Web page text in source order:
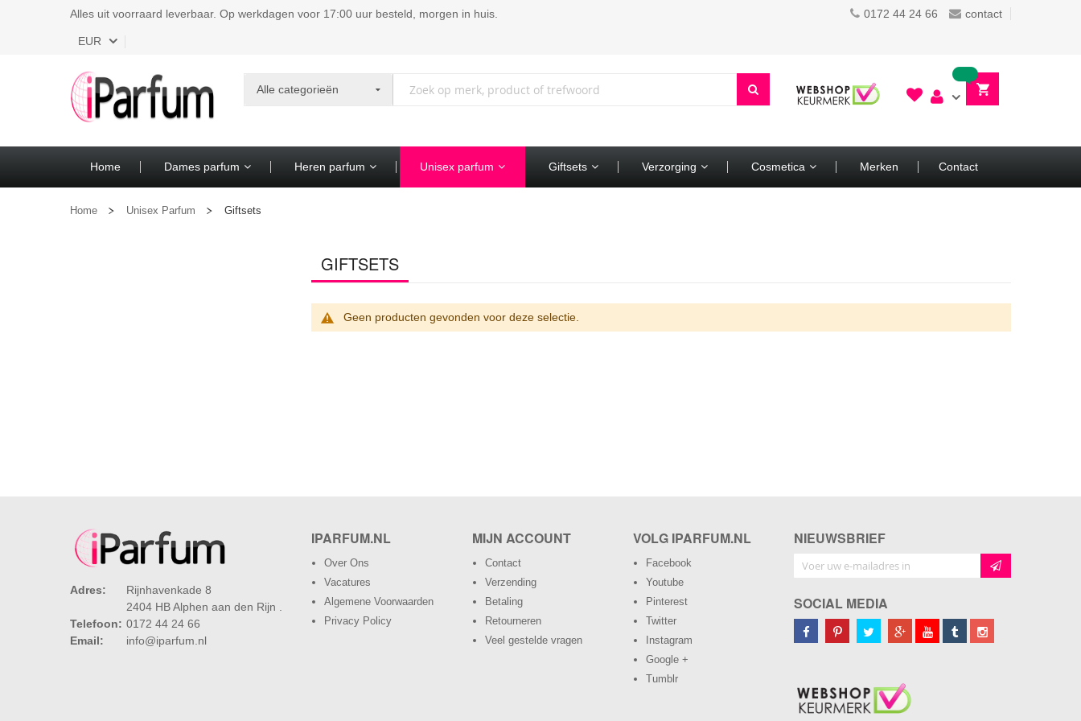
Alles uit voorraard leverbaar. Op werkdagen voor 17:00 uur besteld, morgen in huis.
EUR
0172 44 24 66 contact
Alle categorieën
Home Dames parfum Heren parfum Unisex parfum Giftsets Verzorging Cosmetica Merken Contact
Home Unisex Parfum Giftsets
GIFTSETS
Geen producten gevonden voor deze selectie.
Adres:
Rijnhavenkade 8
2404 HB Alphen aan den Rijn .
Telefoon: 0172 44 24 66
Email:
info@iparfum.nl
IPARFUM.NL
Over Ons
Vacatures
Algemene Voorwaarden
Privacy Policy
MIJN ACCOUNT
Contact
Verzending
Betaling
Retourneren
Veel gestelde vragen
VOLG IPARFUM.NL
Facebook
Youtube
Pinterest
Twitter
Instagram
Google +
Tumblr
NIEUWSBRIEF
SOCIAL MEDIA